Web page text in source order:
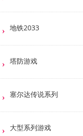
地铁2033
塔防游戏
塞尔达传说系列
大型系列游戏